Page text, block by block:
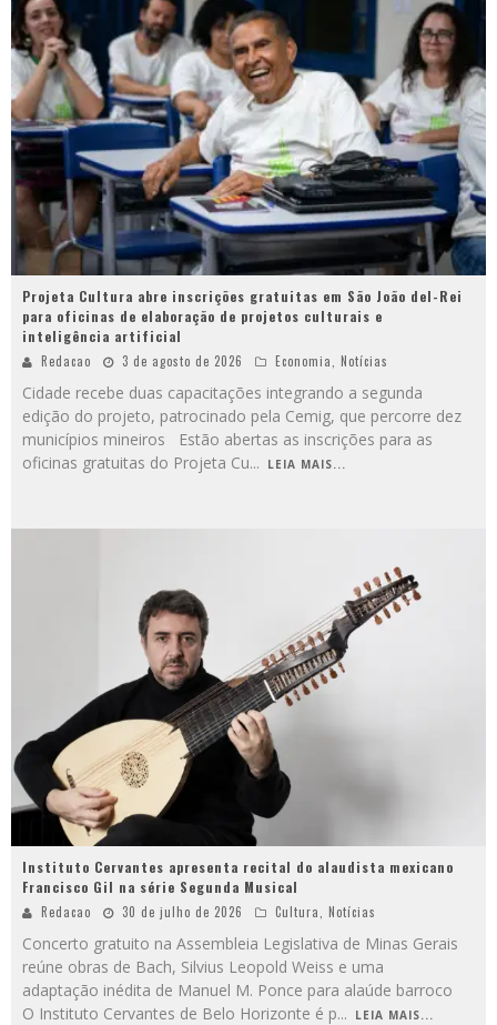
Projeta Cultura abre inscrições gratuitas em São João del-Rei
para oficinas de elaboração de projetos culturais e
inteligência artificial
Redacao 3 de agosto de 2026 Economia, Notícias
Cidade recebe duas capacitações integrando a segunda
edição do projeto, patrocinado pela Cemig, que percorre dez
municípios mineiros Estão abertas as inscrições para as
oficinas gratuitas do Projeta Cu... LEIA MAIS...
Instituto Cervantes apresenta recital do alaudista mexicano
Francisco Gil na série Segunda Musical
Redacao 30 de julho de 2026 Cultura Notícias
Concerto gratuito na Assembleia Legislativa de Minas Gerais
reúne obras de Bach, Silvius Leopold Weiss e uma
adaptação inédita de Manuel M. Ponce para alaúde barroco
O Instituto Cervantes de Belo Horizonte é p... LEIA MAIS...